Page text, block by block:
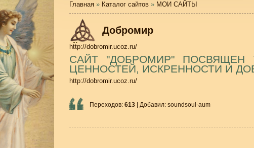
Главная » Каталог сайтов » МОИ САЙТЫ
Добромир
http://dobromir.ucoz.ru/
САЙТ "ДОБРОМИР" ПОСВЯЩЕН
ЦЕННОСТЕЙ, ИСКРЕННОСТИ И
http://dobromir.ucoz.ru/
Переходов: 613 Добавил: soundsoul-aum